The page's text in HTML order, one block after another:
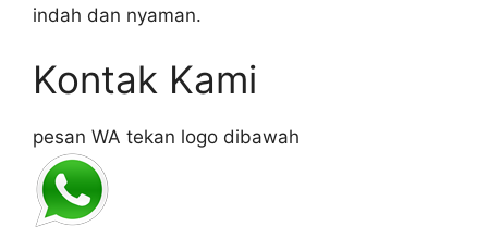
indah dan nyaman.
Kontak Kami
pesan WA tekan logo dibawah